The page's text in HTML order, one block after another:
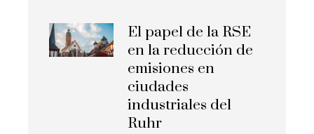
El papel de la RSE
en la reducción de
emisiones en
ciudades
industriales del
Ruhr